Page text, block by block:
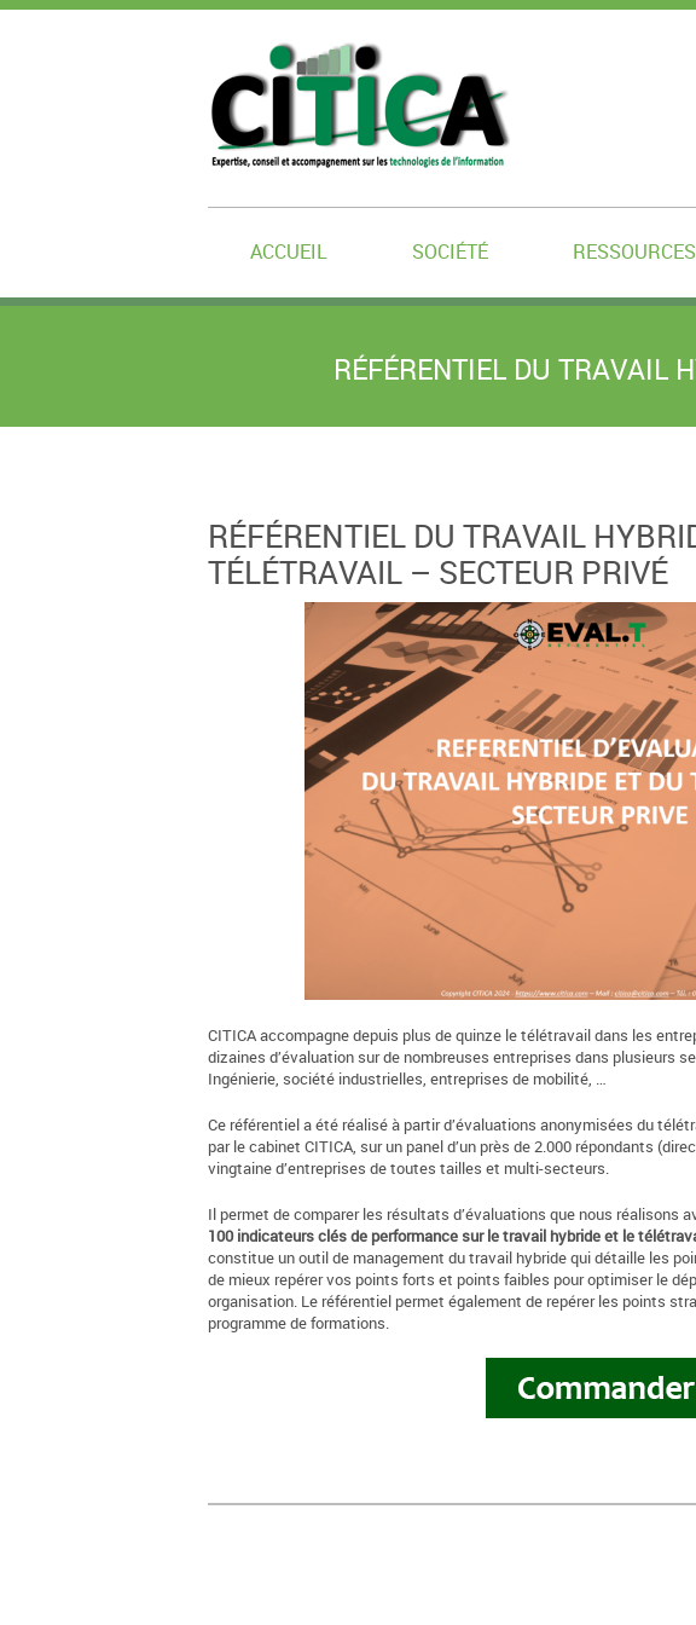
ACCUEIL SOCIÉTÉ RESSOURCES
RÉFÉRENTIEL DU TRAVAIL
RÉFÉRENTIEL DU TRAVAIL
TÉLÉTRAVAIL – SECTEUR PRIVÉ
CITICA accompagne depuis plus de quinze le télétravail dans les
dizaines d’évaluation sur de nombreuses entreprises dans plusieurs
Ingénierie, société industrielles, entreprises de mobilité, …
Ce référentiel a été réalisé à partir d’évaluations anonymisées du
par le cabinet CITICA, sur un panel d’un près de 2.000 répondants
vingtaine d’entreprises de toutes tailles et multi-secteurs.
Il permet de comparer les résultats d’évaluations que nous réalisons
100 indicateurs clés de performance sur le travail hybride et le
constitue un outil de management du travail hybride qui détaille les
de mieux repérer vos points forts et points faibles pour optimiser le
organisation. Le référentiel permet également de repérer les points
programme de formations.